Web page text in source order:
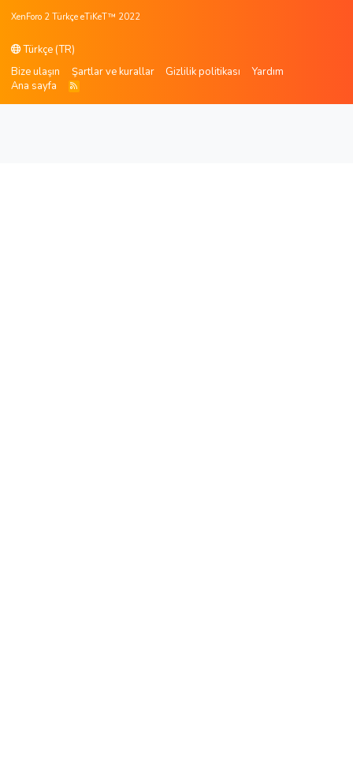
XenForo 2 Türkçe eTiKeT™ 2022
Türkçe (TR)
Bize ulaşın
Şartlar ve kurallar Gizlilik politikası
Yardım
Ana sayfa
R
S
S